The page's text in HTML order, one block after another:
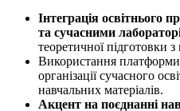
Інтеграція освітнього
та сучасними
теоретичної підготовки
Використання
організації сучасного
навчальних матеріалів.
Акцент на поєднанні